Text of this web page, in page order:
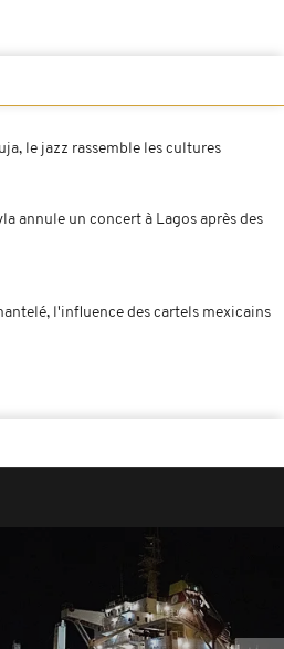
le jazz rassemble les cultures
annule un concert à Lagos après des
l'influence des cartels mexicains